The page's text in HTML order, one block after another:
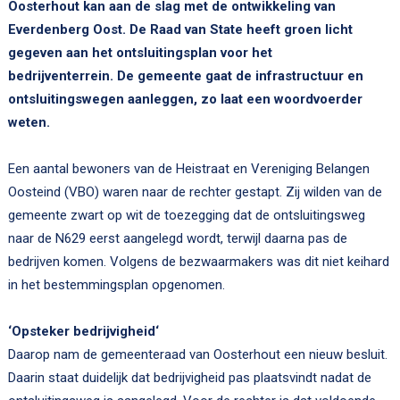
Oosterhout kan aan de slag met de ontwikkeling van
Everdenberg Oost. De Raad van State heeft groen licht
gegeven aan het ontsluitingsplan voor het
bedrijventerrein. De gemeente gaat de infrastructuur en
ontsluitingswegen aanleggen, zo laat een woordvoerder
weten.
Een aantal bewoners van de Heistraat en Vereniging Belangen
Oosteind (VBO) waren naar de rechter gestapt. Zij wilden van de
gemeente zwart op wit de toezegging dat de ontsluitingsweg
naar de N629 eerst aangelegd wordt, terwijl daarna pas de
bedrijven komen. Volgens de bezwaarmakers was dit niet keihard
in het bestemmingsplan opgenomen.
‘Opsteker bedrijvigheid‘
Daarop nam de gemeenteraad van Oosterhout een nieuw besluit.
Daarin staat duidelijk dat bedrijvigheid pas plaatsvindt nadat de